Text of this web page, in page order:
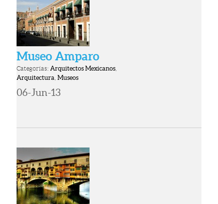
Museo Amparo
Categorías:Arquitectos Mexicanos,
Arquitectura,Museos
06-Jun-13